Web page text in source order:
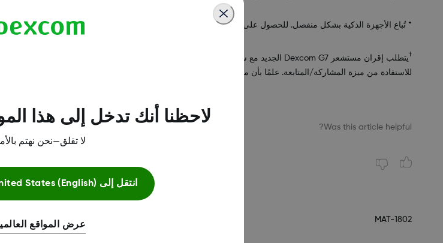
* تُباع الأجهزة الذكية بشكل منفصل. للحصول على قائمة بالأجهزة الذكية المتوافقة، يرجى زيارة compatibility
†
للاستفادة من ميزة المشاركة/المتابعة. علمًا بأن ميزة المشاركة/المتابعة غير متوفرة مع Apple Watch بمفردها.
Was this article helpful?
MAT-1802
لاحظنا أنك تدخل إلى هذا
لا تقلق—نحن نهتم
انتقل إلى States (English)
عرض المواقع